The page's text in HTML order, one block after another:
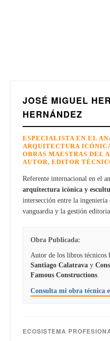
JOSÉ MIGUEL
HERNÁNDEZ
ESPECIALISTA EN EL
ARQUITECTURA
OBRAS MAESTRAS DEL
AUTOR, EDITOR
Referente internacional en el
arquitectura icónica y
intersección entre la ingeniería
vanguardia y la gestión
Obra Publicada:
Autor de los libros técnicos
Santiago Calatrava y
Famous Constructions
Consulta mi obra técnica
ECOSISTEMA